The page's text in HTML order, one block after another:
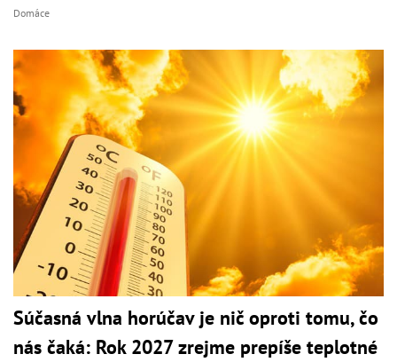
Domáce
Súčasná vlna horúčav je nič oproti tomu, čo
nás čaká: Rok 2027 zrejme prepíše teplotné